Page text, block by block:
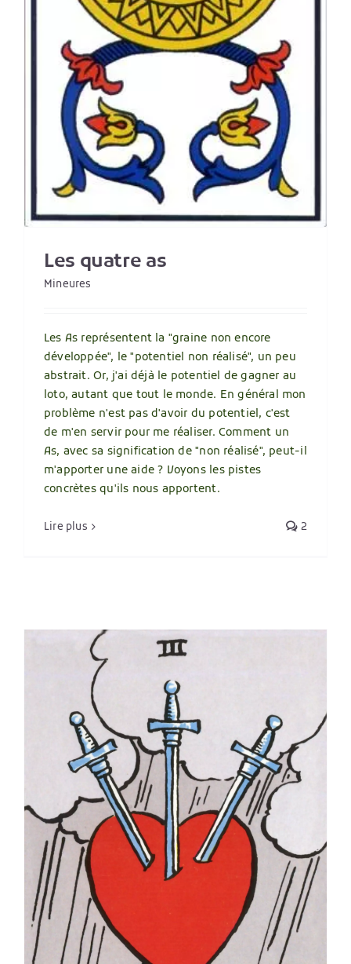
Les quatre as
Mineures
Les As représentent la "graine non encore
développée", le "potentiel non réalisé", un peu
abstrait. Or, j'ai déjà le potentiel de gagner au
loto, autant que tout le monde. En général mon
problème n'est pas d'avoir du potentiel, c'est
de m'en servir pour me réaliser. Comment un
As, avec sa signification de "non réalisé", peut-il
m'apporter une aide ? Voyons les pistes
concrètes qu'ils nous apportent.
Lire plus 2